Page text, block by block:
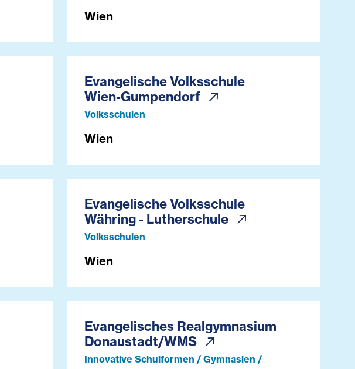
Wien
Evangelische Volksschule
Wien-Gumpendorf
Volksschulen
Wien
Evangelische Volksschule
Währing - Lutherschule
Volksschulen
Wien
Evangelisches Realgymnasium
Donaustadt/WMS
Innovative Schulformen / Gymnasien /